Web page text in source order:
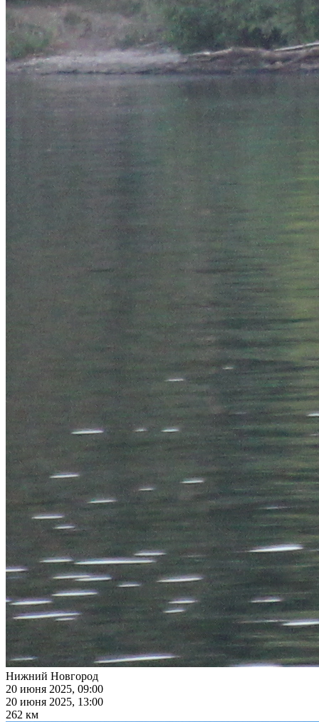
Нижний Новгород
20 июня 2025, 09:00
20 июня 2025, 13:00
262 км